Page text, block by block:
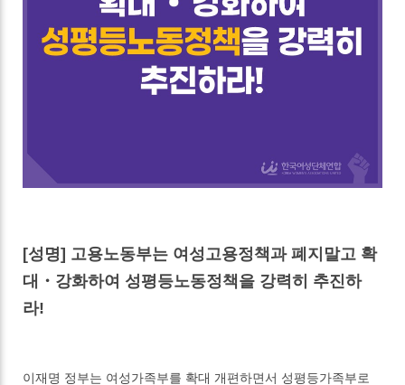
[성명] 고용노동부는 여성고용정책과 폐지말고 확
대・강화하여 성평등노동정책을 강력히 추진하
라!
이재명 정부는 여성가족부를 확대 개편하면서 성평등가족부로